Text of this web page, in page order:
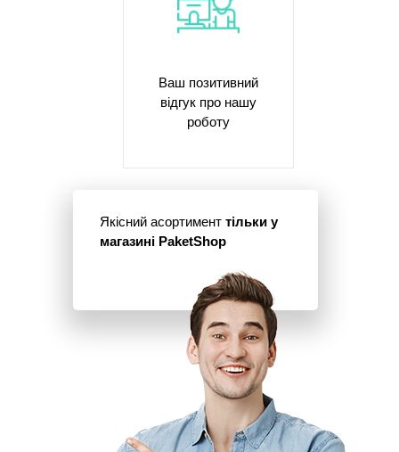
Ваш позитивний
відгук про нашу
роботу
Якісний асортимент тільки у
магазині PaketShop